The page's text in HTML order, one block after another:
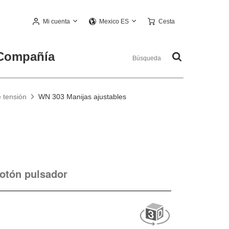
Mi cuenta Mexico ES Cesta
tensión WN 303 Manijas ajustables
pulsador